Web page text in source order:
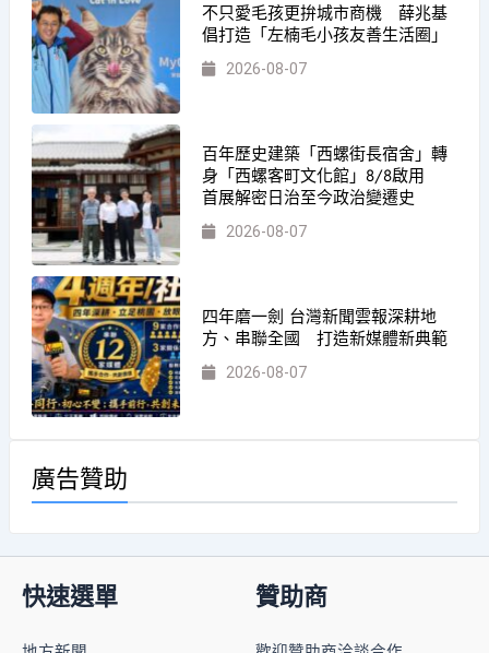
不只愛毛孩更拚城市商機 薛兆基
倡打造「左楠毛小孩友善生活圈」
2026-08-07
百年歷史建築「西螺街長宿舍」轉
身「西螺客町文化館」8/8啟用
首展解密日治至今政治變遷史
2026-08-07
四年磨一劍 台灣新聞雲報深耕地
方、串聯全國 打造新媒體新典範
2026-08-07
廣告贊助
快速選單 贊助商